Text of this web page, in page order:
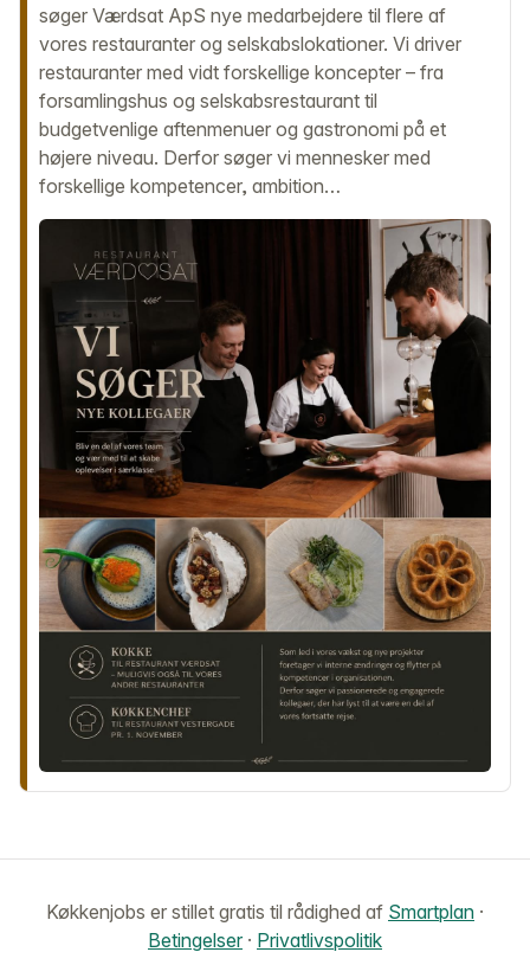
søger Værdsat ApS nye medarbejdere til flere af
vores restauranter og selskabslokationer. Vi driver
restauranter med vidt forskellige koncepter – fra
forsamlingshus og selskabsrestaurant til
budgetvenlige aftenmenuer og gastronomi på et
højere niveau. Derfor søger vi mennesker med
forskellige kompetencer, ambition…
Køkkenjobs er stillet gratis til rådighed af Smartplan ·
Betingelser · Privatlivspolitik